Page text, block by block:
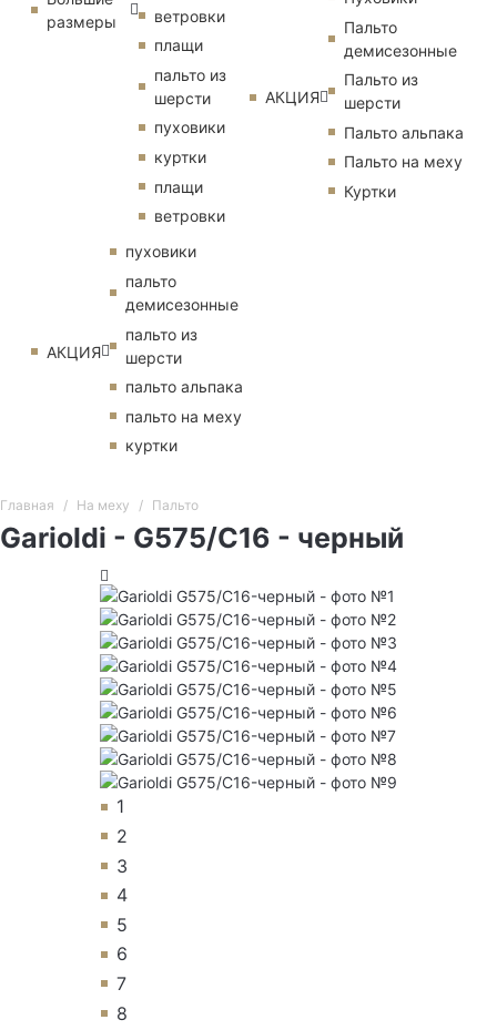
размеры
ветровки
плащи
пальто из
шерсти
пуховики
куртки
плащи
ветровки
АКЦИЯ
пуховики
пальто
демисезонные
пальто из
шерсти
пальто альпака
пальто на меху
куртки
АКЦИЯ
Пальто
демисезонные
Пальто из
шерсти
Пальто альпака
Пальто на меху
Куртки
Главная На меху Пальто
Garioldi - G575/C16 - черный
1
2
3
4
5
6
7
8